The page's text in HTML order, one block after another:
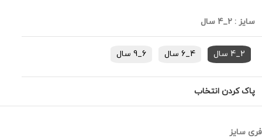
سایز : 2_4 سال
2_4 سال 4_6 سال 6_9 سال
پاک کردن انتخاب
فری سایز